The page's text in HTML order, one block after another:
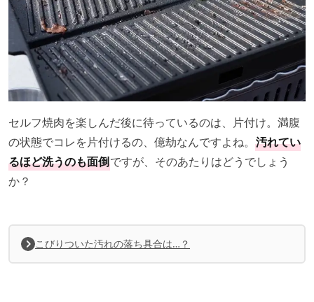
セルフ焼肉を楽しんだ後に待っているのは、片付け。満腹
の状態でコレを片付けるの、億劫なんですよね。 汚れてい
るほど洗うのも面倒ですが、そのあたりはどうでしょう
か？
こびりついた汚れの落ち具合は…？